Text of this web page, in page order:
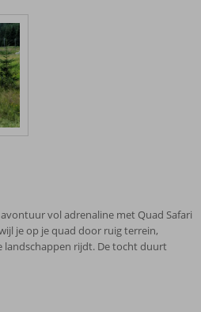
vol adrenaline met Quad Safari
je op je quad door ruig terrein,
landschappen rijdt. De tocht duurt